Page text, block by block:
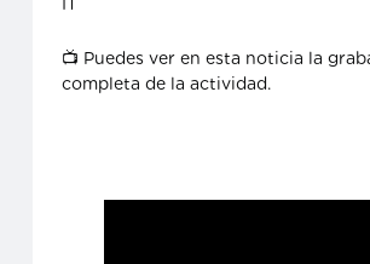
📺 Puedes ver en esta noticia la
completa de la actividad.